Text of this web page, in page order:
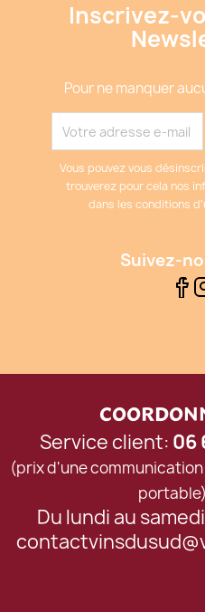
Inscrivez-
Pour ne manquer
Vous pouvez vous
trouverez pour cela nos
dans les conditions
Suivez-
Service client: 06
(prix d'une
portable)
Du lundi au